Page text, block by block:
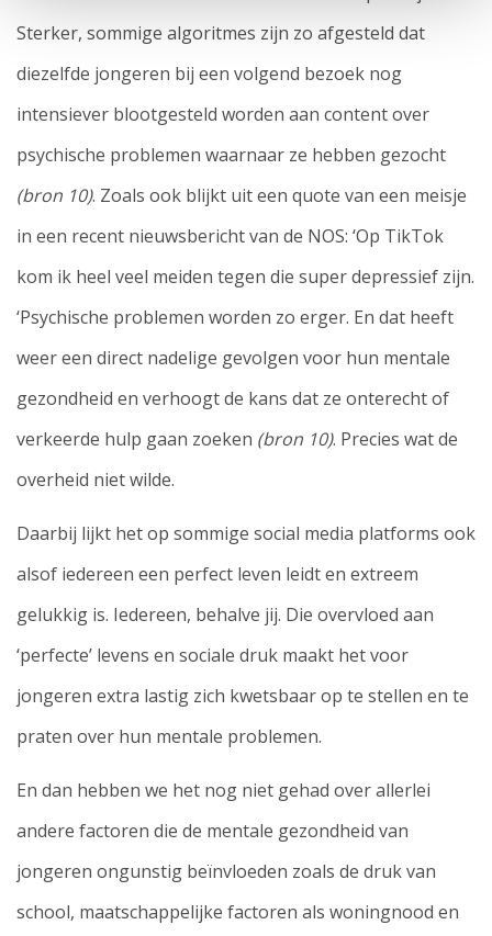
Sterker, sommige algoritmes zijn zo afgesteld dat
diezelfde jongeren bij een volgend bezoek nog
intensiever blootgesteld worden aan content over
psychische problemen waarnaar ze hebben gezocht
(bron 10). Zoals ook blijkt uit een quote van een meisje
in een recent nieuwsbericht van de NOS: ‘Op TikTok
kom ik heel veel meiden tegen die super depressief zijn.
‘Psychische problemen worden zo erger. En dat heeft
weer een direct nadelige gevolgen voor hun mentale
gezondheid en verhoogt de kans dat ze onterecht of
verkeerde hulp gaan zoeken (bron 10). Precies wat de
overheid niet wilde.
Daarbij lijkt het op sommige social media platforms ook
alsof iedereen een perfect leven leidt en extreem
gelukkig is. Iedereen, behalve jij. Die overvloed aan
‘perfecte’ levens en sociale druk maakt het voor
jongeren extra lastig zich kwetsbaar op te stellen en te
praten over hun mentale problemen.
En dan hebben we het nog niet gehad over allerlei
andere factoren die de mentale gezondheid van
jongeren ongunstig beïnvloeden zoals de druk van
school, maatschappelijke factoren als woningnood en